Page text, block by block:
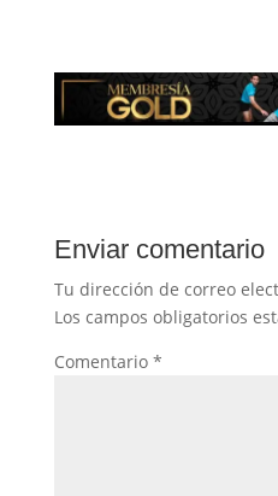
Enviar comentario
Tu dirección de correo
Los campos obligatorios
Comentario *